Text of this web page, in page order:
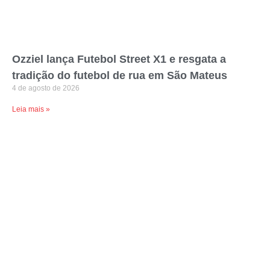
Ozziel lança Futebol Street X1 e resgata a
tradição do futebol de rua em São Mateus
4 de agosto de 2026
Leia mais »